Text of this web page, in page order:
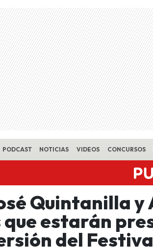
PODCAST NOTICIAS VIDEOS CONCURSOS
Quintanilla y
estarán
del